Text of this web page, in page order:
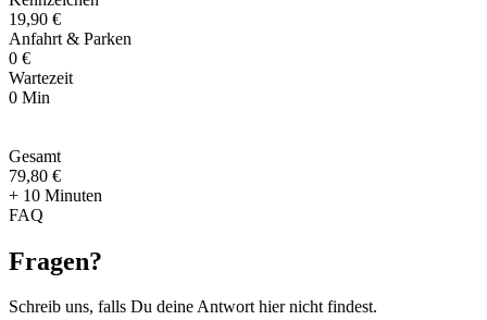
19,90 €
Anfahrt & Parken
0 €
Wartezeit
0 Min
Gesamt
79,80 €
+ 10 Minuten
FAQ
Fragen?
Schreib uns, falls Du deine Antwort hier nicht findest.